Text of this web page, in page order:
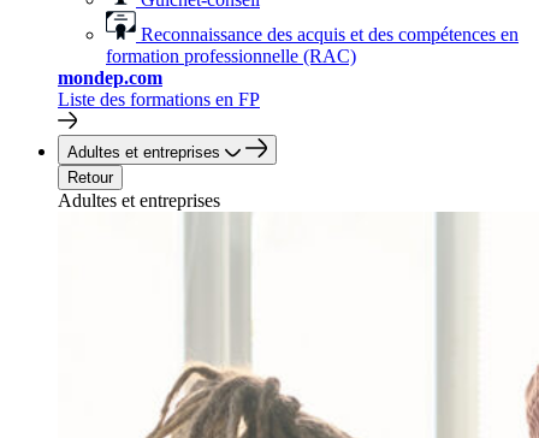
Reconnaissance des acquis et des compétences en
formation professionnelle (RAC)
mondep.com
Liste des formations en FP
Adultes et entreprises
Retour
Adultes et entreprises